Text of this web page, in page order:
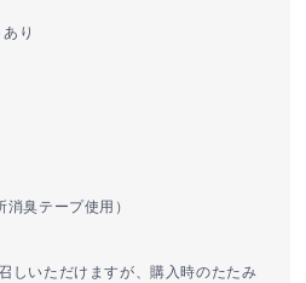
り
臭テープ使用）
しいただけますが、購入時のたたみ